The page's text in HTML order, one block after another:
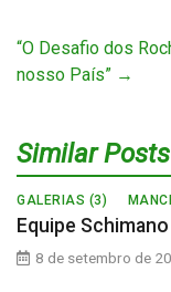
“O Desafio dos
nosso País” →
Similar Posts
GALERIAS (3)
Equipe
8 de setembro de